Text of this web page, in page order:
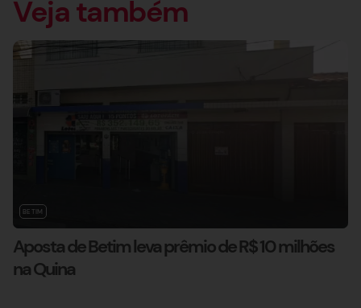
Veja também
BETIM
Aposta de Betim leva prêmio de R$ 10 milhões
na Quina